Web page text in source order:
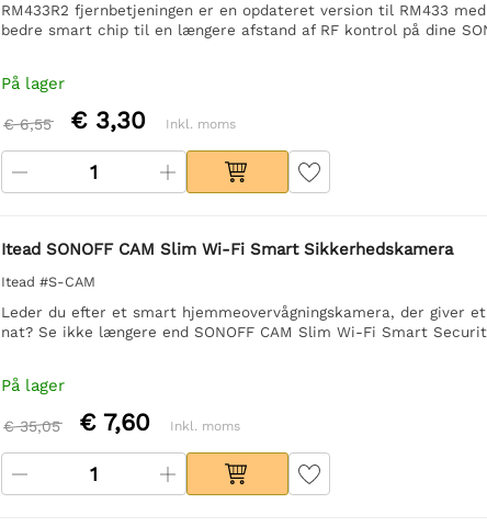
RM433R2 fjernbetjeningen er en opdateret version til RM433
bedre smart chip til en længere afstand af RF kontrol på dine
På lager
€ 6,55 € 3,30 Inkl. moms
Itead SONOFF CAM Slim Wi-Fi Smart Sikkerhedskamera
Itead #S-CAM
Leder du efter et smart hjemmeovervågningskamera, der giver
nat? Se ikke længere end SONOFF CAM Slim Wi-Fi Smart
På lager
€ 35,05 € 7,60 Inkl. moms